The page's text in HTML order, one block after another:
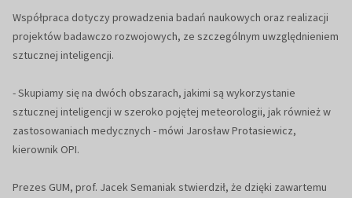
Współpraca dotyczy prowadzenia badań naukowych oraz realizacji
projektów badawczo rozwojowych, ze szczególnym uwzględnieniem
sztucznej inteligencji.
- Skupiamy się na dwóch obszarach, jakimi są wykorzystanie
sztucznej inteligencji w szeroko pojętej meteorologii, jak również w
zastosowaniach medycznych - mówi Jarosław Protasiewicz,
kierownik OPI.
Prezes GUM, prof. Jacek Semaniak stwierdził, że dzięki zawartemu